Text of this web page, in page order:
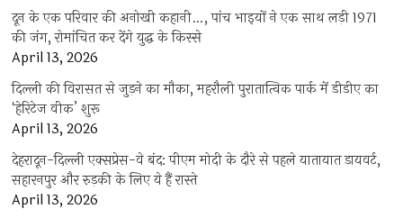
दून के एक परिवार की अनोखी कहानी…, पांच भाइयों ने एक साथ लड़ी 1971
की जंग, रोमांचित कर देंगे युद्ध के किस्से
April 13, 2026
दिल्ली की विरासत से जुड़ने का मौका, महरौली पुरातात्विक पार्क में डीडीए का
‘हेरिटेज वीक’ शुरू
April 13, 2026
देहरादून-दिल्ली एक्सप्रेस-वे बंद: पीएम मोदी के दौरे से पहले यातायात डायवर्ट,
सहारनपुर और रुड़की के लिए ये हैं रास्ते
April 13, 2026